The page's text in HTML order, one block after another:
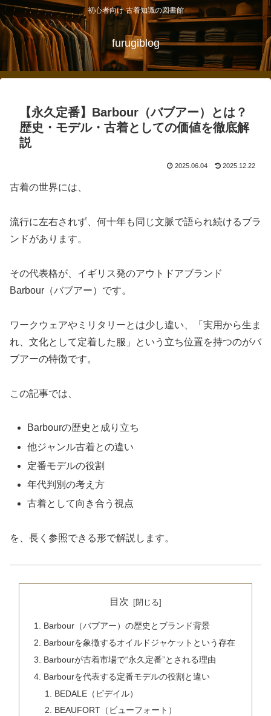
初心者向け 古着知識の図書館
furugiblog
【永久定番】Barbour（バブアー）とは？
歴史・モデル・古着としての価値を徹底解
説
2025.06.04 2025.12.22
古着の世界には、
流行に左右されず、何十年も同じ文脈で語られ続けるブラ
ンドがあります。
その代表格が、イギリス発のアウトドアブランド
Barbour（バブアー）です。
ワークウェアやミリタリーとは少し違い、「実用から生ま
れ、文化として定着した服」という立ち位置を持つのがバ
ブアーの特徴です。
この記事では、
Barbourの歴史と成り立ち
他ジャンル古着との違い
定番モデルの役割
年代判別の考え方
古着として向き合う視点
を、長く参照できる形で解説します。
目次
Barbour（バブアー）の歴史とブランド背景
Barbourを象徴するオイルドジャケットという存在
Barbourが古着市場で“永久定番”とされる理由
Barbourを代表する定番モデルの役割と違い
BEDALE（ビデイル）
BEAUFORT（ビューフォート）